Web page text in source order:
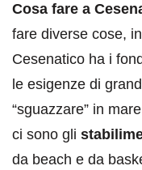
Cosa fare a
fare diverse cose,
Cesenatico ha i
le esigenze di
“sguazzare” in
ci sono gli
da beach e da